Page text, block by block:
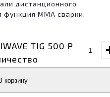
дистанционного
MMA сварки.
TIG 500 P
корзину